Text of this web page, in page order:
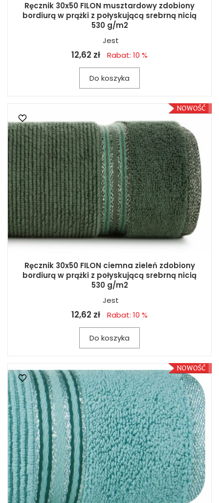
Ręcznik 30x50 FILON musztardowy zdobiony
bordiurą w prążki z połyskującą srebrną nicią
530 g/m2
Jest
12,62 zł Rabat: 10 %
Do koszyka
Ręcznik 30x50 FILON ciemna zieleń zdobiony
bordiurą w prążki z połyskującą srebrną nicią
530 g/m2
Jest
12,62 zł Rabat: 10 %
Do koszyka